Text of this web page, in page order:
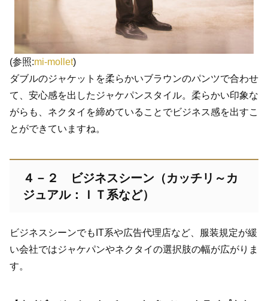
(参照:mi-mollet)
ダブルのジャケットを柔らかいブラウンのパンツで合わせ
て、安心感を出したジャケパンスタイル。柔らかい印象な
がらも、ネクタイを締めていることでビジネス感を出すこ
とができていますね。
４－２ ビジネスシーン（カッチリ～カ
ジュアル：ＩＴ系など）
ビジネスシーンでもIT系や広告代理店など、服装規定が緩
い会社ではジャケパンやネクタイの選択肢の幅が広がりま
す。